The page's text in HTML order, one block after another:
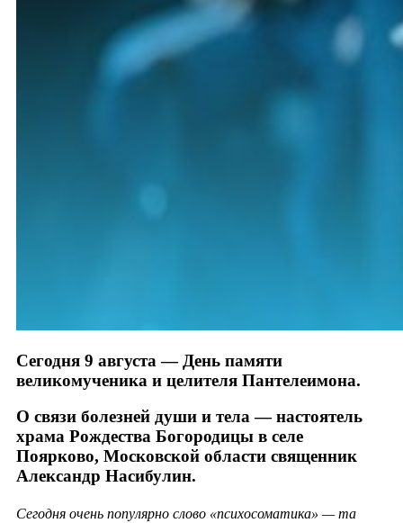
Сегодня 9 августа — День памяти
великомученика и целителя Пантелеимона.
О связи болезней души и тела — настоятель
храма Рождества Богородицы в селе
Поярково, Московской области священник
Александр Насибулин.
Сегодня очень популярно слово «психосоматика» — та